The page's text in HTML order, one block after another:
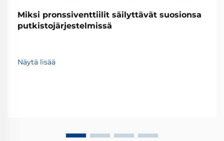
Miksi pronssiventtiilit säilyttävät suosionsa
putkistojärjestelmissä
Näytä lisää